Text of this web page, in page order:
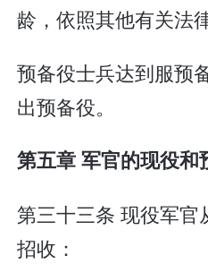
龄，依照其他有关法
预备役士兵达到服预
出预备役。
第五章 军官的现役和
第三十三条 现役军官
招收：